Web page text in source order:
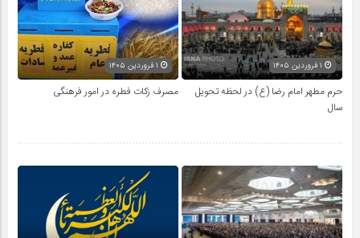
حرم مطهر امام رضا (ع) در لحظه تحویل
سال
مصرف زکات فطره در امور فرهنگی